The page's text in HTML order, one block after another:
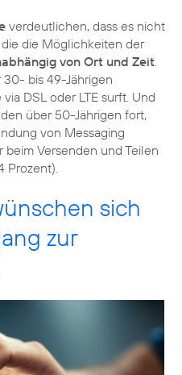
verdeutlichen, dass es nicht
die Möglichkeiten der
von Ort und Zeit.
bis 49-Jährigen
DSL oder LTE surft. Und
über 50-Jährigen fort,
von Messaging
beim Versenden und Teilen
Prozent).
sich
zur